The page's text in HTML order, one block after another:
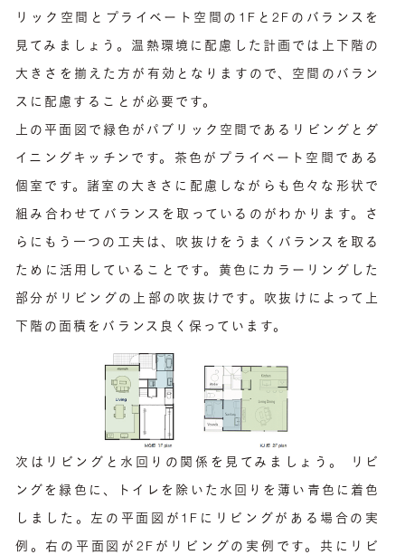
リック空間とプライベート空間の1Fと2Fのバランスを
見てみましょう。温熱環境に配慮した計画では上下階の
大きさを揃えた方が有効となりますので、空間のバラン
スに配慮することが必要です。
上の平面図で緑色がパブリック空間であるリビングとダ
イニングキッチンです。茶色がプライベート空間である
個室です。諸室の大きさに配慮しながらも色々な形状で
組み合わせてバランスを取っているのがわかります。さ
らにもう一つの工夫は、吹抜けをうまくバランスを取る
ために活用していることです。黄色にカラーリングした
部分がリビングの上部の吹抜けです。吹抜けによって上
下階の面積をバランス良く保っています。
次はリビングと水回りの関係を見てみましょう。 リビ
ングを緑色に、トイレを除いた水回りを薄い青色に着色
しました。左の平面図が1Fにリビングがある場合の実
例。右の平面図が2Fがリビングの実例です。共にリビ